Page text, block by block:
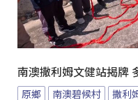
南澳撒利姆文健站揭牌
原鄉 南澳碧候村 撒利